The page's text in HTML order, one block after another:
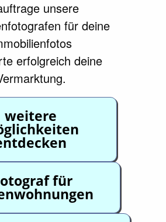
unsere
für deine
erfolgreich deine
weitere
für